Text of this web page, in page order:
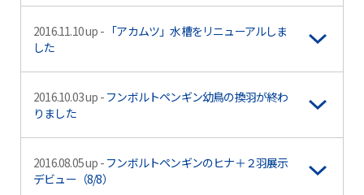
2016.11.10 up - 「アカムツ」水槽をリニューアルしま
した
2016.10.03 up - フンボルトペンギン幼鳥の換羽が終わ
りました
2016.08.05 up - フンボルトペンギンのヒナ＋２羽展示
デビュー（8/8）